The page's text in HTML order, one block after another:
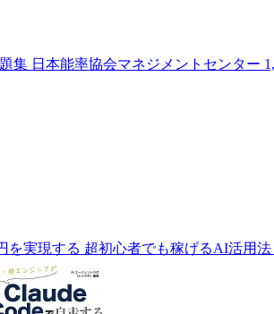
集 日本能率協会マネジメントセンター
を実現する 超初心者でも稼げるAI活用法